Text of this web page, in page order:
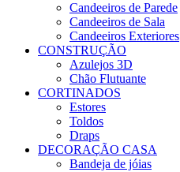
Candeeiros de Parede
Candeeiros de Sala
Candeeiros Exteriores
CONSTRUÇÃO
Azulejos 3D
Chão Flutuante
CORTINADOS
Estores
Toldos
Draps
DECORAÇÃO CASA
Bandeja de jóias